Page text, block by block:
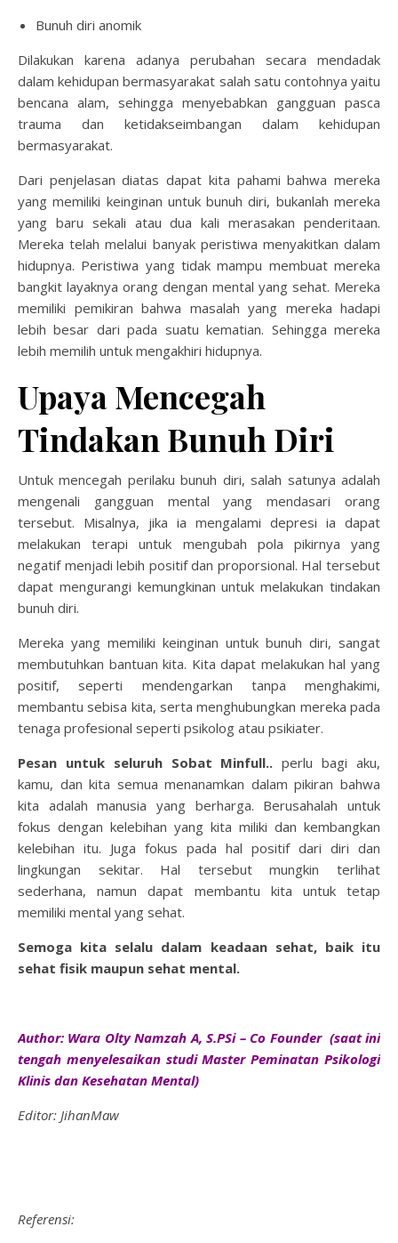
Bunuh diri anomik
Dilakukan karena adanya perubahan secara mendadak
dalam kehidupan bermasyarakat salah satu contohnya yaitu
bencana alam, sehingga menyebabkan gangguan pasca
trauma dan ketidakseimbangan dalam kehidupan
bermasyarakat.
Dari penjelasan diatas dapat kita pahami bahwa mereka
yang memiliki keinginan untuk bunuh diri, bukanlah mereka
yang baru sekali atau dua kali merasakan penderitaan.
Mereka telah melalui banyak peristiwa menyakitkan dalam
hidupnya. Peristiwa yang tidak mampu membuat mereka
bangkit layaknya orang dengan mental yang sehat. Mereka
memiliki pemikiran bahwa masalah yang mereka hadapi
lebih besar dari pada suatu kematian. Sehingga mereka
lebih memilih untuk mengakhiri hidupnya.
Upaya Mencegah
Tindakan Bunuh Diri
Untuk mencegah perilaku bunuh diri, salah satunya adalah
mengenali gangguan mental yang mendasari orang
tersebut. Misalnya, jika ia mengalami depresi ia dapat
melakukan terapi untuk mengubah pola pikirnya yang
negatif menjadi lebih positif dan proporsional. Hal tersebut
dapat mengurangi kemungkinan untuk melakukan tindakan
bunuh diri.
Mereka yang memiliki keinginan untuk bunuh diri, sangat
membutuhkan bantuan kita. Kita dapat melakukan hal yang
positif, seperti mendengarkan tanpa menghakimi,
membantu sebisa kita, serta menghubungkan mereka pada
tenaga profesional seperti psikolog atau psikiater.
Pesan untuk seluruh Sobat Minfull.. perlu bagi aku,
kamu, dan kita semua menanamkan dalam pikiran bahwa
kita adalah manusia yang berharga. Berusahalah untuk
fokus dengan kelebihan yang kita miliki dan kembangkan
kelebihan itu. Juga fokus pada hal positif dari diri dan
lingkungan sekitar. Hal tersebut mungkin terlihat
sederhana, namun dapat membantu kita untuk tetap
memiliki mental yang sehat.
Semoga kita selalu dalam keadaan sehat, baik itu
sehat fisik maupun sehat mental.
Author: Wara Olty Namzah A, S.PSi – Co Founder (saat ini
tengah menyelesaikan studi Master Peminatan Psikologi
Klinis dan Kesehatan Mental)
Editor: JihanMaw
Referensi: